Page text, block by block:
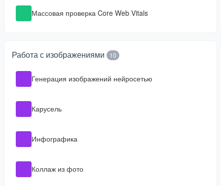
Массовая проверка Core Web Vitals
Работа с изображениями 10
Генерация изображений нейросетью
Карусель
Инфографика
Коллаж из фото